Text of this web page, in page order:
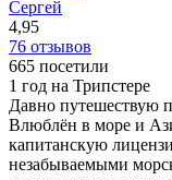
Сергей
4,95
76 отзывов
665 посетили
1 год на Трипстере
Давно путешествую
Влюблён в море и
капитанскую
незабываемыми